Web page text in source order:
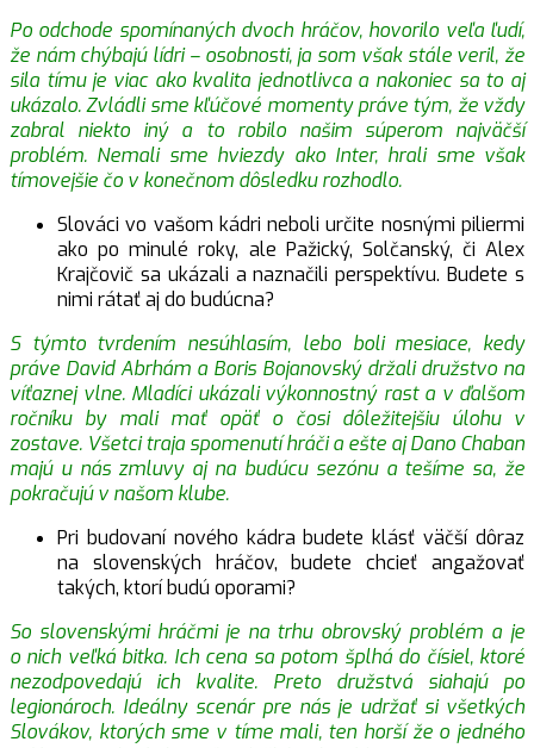
Po odchode spomínaných dvoch hráčov, hovorilo veľa ľudí,
že nám chýbajú lídri – osobnosti, ja som však stále veril, že
sila tímu je viac ako kvalita jednotlivca a nakoniec sa to aj
ukázalo. Zvládli sme kľúčové momenty práve tým, že vždy
zabral niekto iný a to robilo našim súperom najväčší
problém. Nemali sme hviezdy ako Inter, hrali sme však
tímovejšie čo v konečnom dôsledku rozhodlo.
Slováci vo vašom kádri neboli určite nosnými piliermi
ako po minulé roky, ale Pažický, Solčanský, či Alex
Krajčovič sa ukázali a naznačili perspektívu. Budete s
nimi rátať aj do budúcna?
S týmto tvrdením nesúhlasím, lebo boli mesiace, kedy
práve David Abrhám a Boris Bojanovský držali družstvo na
víťaznej vlne. Mladíci ukázali výkonnostný rast a v ďalšom
ročníku by mali mať opäť o čosi dôležitejšiu úlohu v
zostave. Všetci traja spomenutí hráči a ešte aj Dano Chaban
majú u nás zmluvy aj na budúcu sezónu a tešíme sa, že
pokračujú v našom klube.
Pri budovaní nového kádra budete klásť väčší dôraz
na slovenských hráčov, budete chcieť angažovať
takých, ktorí budú oporami?
So slovenskými hráčmi je na trhu obrovský problém a je
o nich veľká bitka. Ich cena sa potom šplhá do čísiel, ktoré
nezodpovedajú ich kvalite. Preto družstvá siahajú po
legionároch. Ideálny scenár pre nás je udržať si všetkých
Slovákov, ktorých sme v tíme mali, ten horší že o jedného